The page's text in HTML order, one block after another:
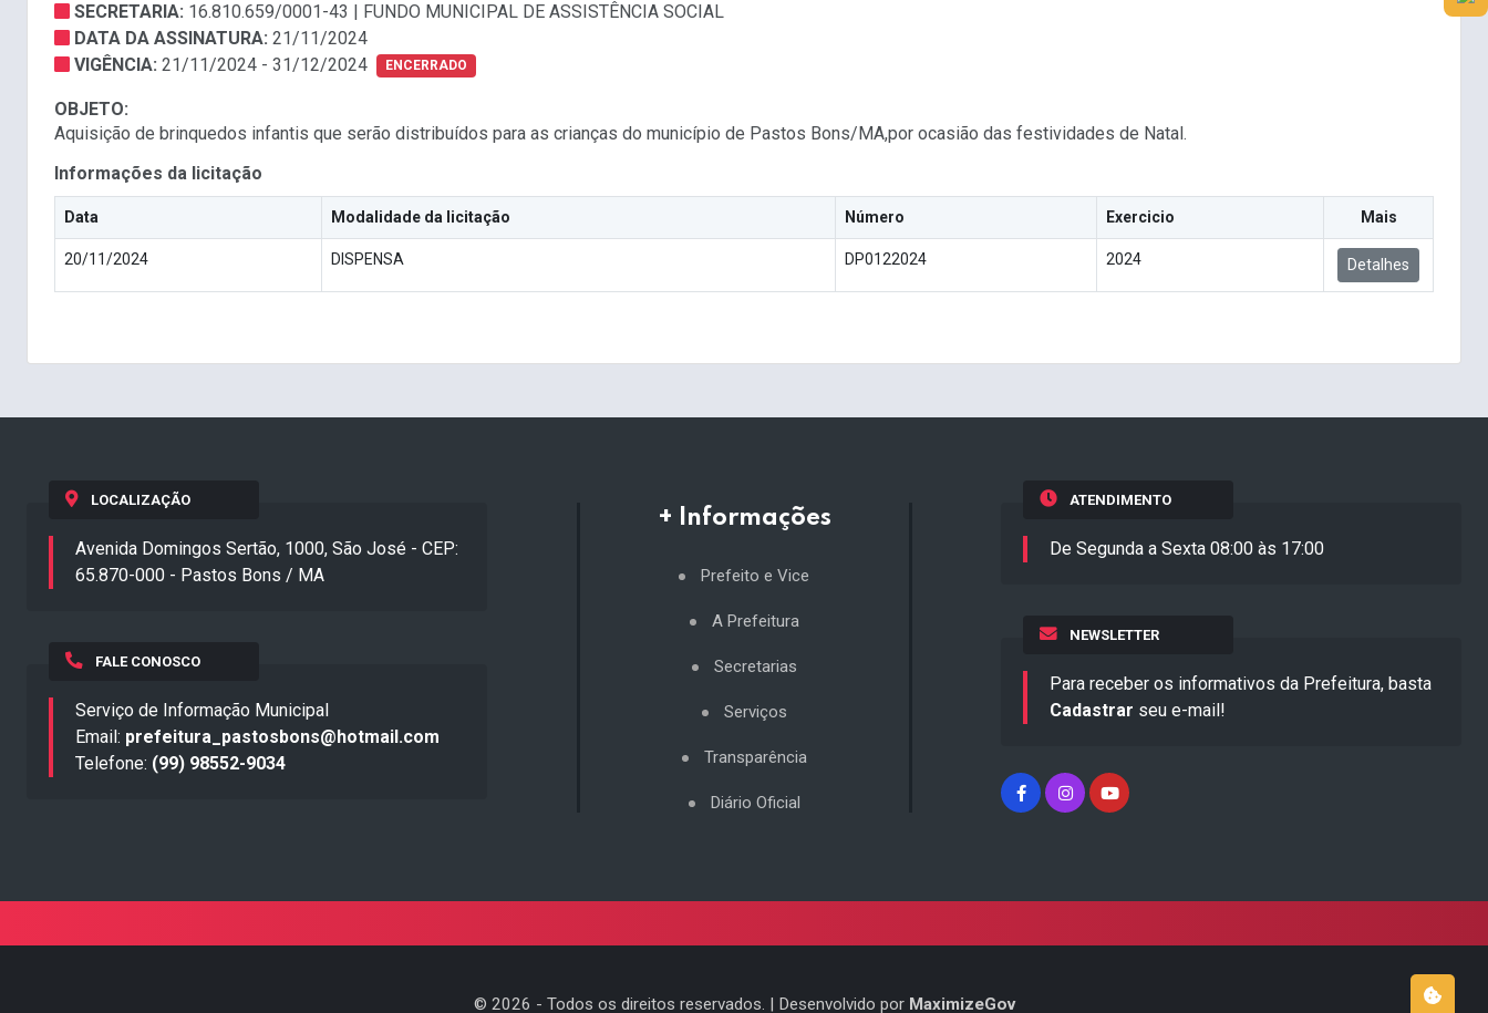
SECRETARIA: 16.810.659/0001-43 | FUNDO MUNICIPAL DE ASSISTÊNCIA SOCIAL
DATA DA ASSINATURA: 21/11/2024
VIGÊNCIA: 21/11/2024 - 31/12/2024 ENCERRADO
OBJETO:
Aquisição de brinquedos infantis que serão distribuídos para as crianças do município de Pastos Bons/MA,por ocasião das festividades de Natal.
Informações da licitação
Data Modalidade da licitação Número Exercicio Mais
20/11/2024 DISPENSA DP0122024 2024 Detalhes
LOCALIZAÇÃO
Avenida Domingos Sertão, 1000, São José - CEP:
65.870-000 - Pastos Bons / MA
FALE CONOSCO
Serviço de Informação Municipal
Email: prefeitura_pastosbons@hotmail.com
Telefone: (99) 98552-9034
+ Informações
Prefeito e Vice
A Prefeitura
Secretarias
Serviços
Transparência
Diário Oficial
ATENDIMENTO
De Segunda a Sexta 08:00 às 17:00
NEWSLETTER
Para receber os informativos da Prefeitura, basta
Cadastrar seu e-mail!
© 2026 - Todos os direitos reservados. | Desenvolvido por MaximizeGov